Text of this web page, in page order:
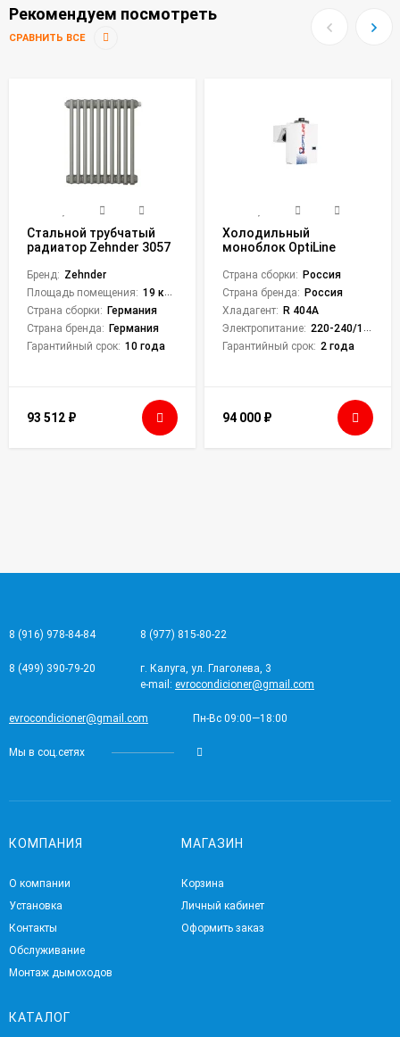
Рекомендуем посмотреть
СРАВНИТЬ ВСЕ
Стальной трубчатый
радиатор Zehnder 3057
секций
Бренд: Zehnder
Площадь помещения: 19 кв. м.
Страна сборки: Германия
Страна бренда: Германия
Гарантийный срок: 10 года
93 512 ₽
Холодильный
моноблок OptiLine
Страна сборки: Россия
Страна бренда: Россия
Хладагент: R 404A
Электропитание: 220-240/1/50
Гарантийный срок: 2 года
94 000 ₽
8 (916) 978-84-84 8 (977) 815-80-22
8 (499) 390-79-20
г. Калуга, ул. Глаголева, 3
e-mail: evrocondicioner@gmail.com
evrocondicioner@gmail.com Пн-Вс 09:00—18:00
Мы в соц.сетях
КОМПАНИЯ
О компании
Установка
Контакты
Обслуживание
Монтаж дымоходов
МАГАЗИН
Корзина
Личный кабинет
Оформить заказ
КАТАЛОГ